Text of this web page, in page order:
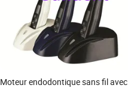
Moteur endodontique sans fil avec